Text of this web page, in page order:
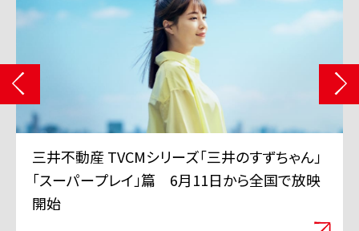
三井不動産 TVCMシリーズ「三井のすずちゃん」
「スーパープレイ」篇 6月11日から全国で放映
開始